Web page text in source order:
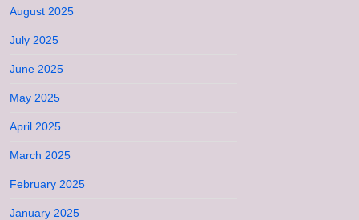
August 2025
July 2025
June 2025
May 2025
April 2025
March 2025
February 2025
January 2025